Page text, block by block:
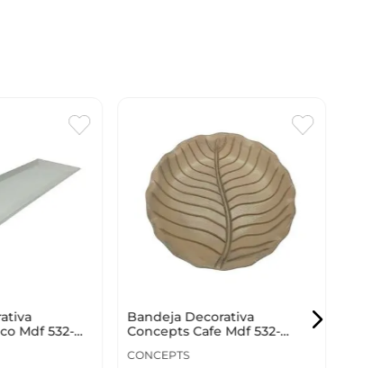
Mdf 532-
Bandeja Decorativa
Concepts Cafe Mdf 532-
CONCEPTS